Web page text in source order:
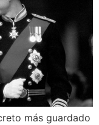
más guardado